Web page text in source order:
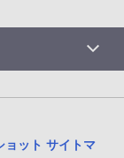
ット サイトマ